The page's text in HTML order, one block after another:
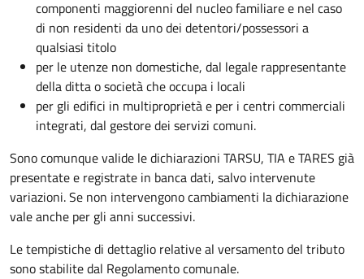
componenti maggiorenni del nucleo familiare e nel caso
di non residenti da uno dei detentori/possessori a
qualsiasi titolo
per le utenze non domestiche, dal legale rappresentante
della ditta o società che occupa i locali
per gli edifici in multiproprietà e per i centri commerciali
integrati, dal gestore dei servizi comuni.
Sono comunque valide le dichiarazioni TARSU, TIA e TARES già
presentate e registrate in banca dati, salvo intervenute
variazioni. Se non intervengono cambiamenti la dichiarazione
vale anche per gli anni successivi.
Le tempistiche di dettaglio relative al versamento del tributo
sono stabilite dal Regolamento comunale.